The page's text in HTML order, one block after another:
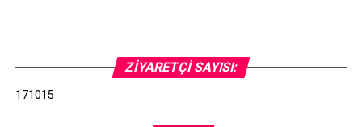
ZIYARETÇI SAYISI:
171015